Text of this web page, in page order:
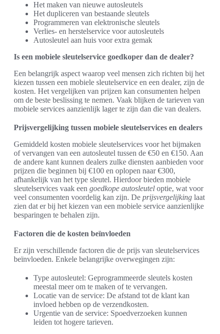
Het maken van nieuwe autosleutels
Het dupliceren van bestaande sleutels
Programmeren van elektronische sleutels
Verlies- en herstelservice voor autosleutels
Autosleutel aan huis voor extra gemak
Is een mobiele sleutelservice goedkoper dan de dealer?
Een belangrijk aspect waarop veel mensen zich richten bij het
kiezen tussen een mobiele sleutelservice en een dealer, zijn de
kosten. Het vergelijken van prijzen kan consumenten helpen
om de beste beslissing te nemen. Vaak blijken de tarieven van
mobiele services aanzienlijk lager te zijn dan die van dealers.
Prijsvergelijking tussen mobiele sleutelservices en dealers
Gemiddeld kosten mobiele sleutelservices voor het bijmaken
of vervangen van een autosleutel tussen de €50 en €150. Aan
de andere kant kunnen dealers zulke diensten aanbieden voor
prijzen die beginnen bij €100 en oplopen naar €300,
afhankelijk van het type sleutel. Hierdoor bieden mobiele
sleutelservices vaak een goedkope autosleutel optie, wat voor
veel consumenten voordelig kan zijn. De prijsvergelijking laat
zien dat er bij het kiezen van een mobiele service aanzienlijke
besparingen te behalen zijn.
Factoren die de kosten beïnvloeden
Er zijn verschillende factoren die de prijs van sleutelservices
beïnvloeden. Enkele belangrijke overwegingen zijn:
Type autosleutel: Geprogrammeerde sleutels kosten
meestal meer om te maken of te vervangen.
Locatie van de service: De afstand tot de klant kan
invloed hebben op de verzendkosten.
Urgentie van de service: Spoedverzoeken kunnen
leiden tot hogere tarieven.